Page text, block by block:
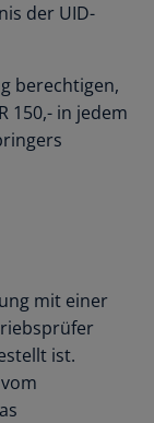
der UID-
berechtigen,
150,- in jedem
mit einer
ist.